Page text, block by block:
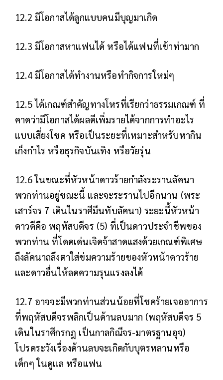
12.2 มีโอกาสได้ลูกแบบคนมีบุญมาเกิด
12.3 มีโอกาสหาแฟนได้ หรือได้แฟนที่เข้าท่ามาก
12.4 มีโอกาสได้ทำงานหรือทำกิจการใหม่ๆ
12.5 ได้เกณฑ์สำคัญทางโหรที่เรียกว่าธรรมเกณฑ์ ที่
คาดว่ามีโอกาสได้ผลดีเพิ่มรายได้จากการทำอะไร
แบบเสี่ยงโชค หรือเป็นระยะที่เหมาะสำหรับหากิน
เก็งกำไร หรือธุรกิจบันเทิง หรือวัยรุ่น
12.6 ในขณะที่หัวหน้าดาวร้ายกำลังระรานลัคนา
พวกท่านอยู่ขณะนี้ และจะระรานไปอีกนาน (พระ
เสาร์จร 7 เดินในราศีมีนทับลัคนา) ระยะนี้หัวหน้า
ดาวดีคือ พฤหัสบดีจร (5) ที่เป็นดาวประจำชีพของ
พวกท่าน ที่โดดเด่นเจิดจ้าสาดแสงด้วยเกณฑ์พิเศษ
ถึงลัคนาถลึงตาใส่ข่มความร้ายของหัวหน้าดาวร้าย
และดาวอื่นให้ลดความรุนแรงลงได้
12.7 อาจจะมีพวกท่านส่วนน้อยที่โชคร้ายเจออาการ
ที่พฤหัสบดีจรพลิกเป็นด้านลบมาก (พฤหัสบดีจร 5
เดินในราศีกรกฎ เป็นกาลกิณีจร-มาตรฐานอุจ)
โปรดระวังเรื่องด้านลบจะเกิดกับบุตรหลานหรือ
เด็กๆ ในดูแล หรือแฟน